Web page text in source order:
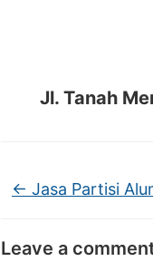
Jl. Tanah
← Jasa Partisi
Leave a